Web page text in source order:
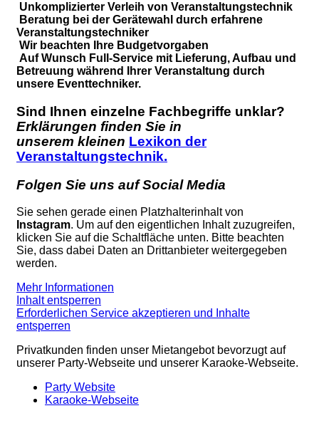
Unkomplizierter Verleih von Veranstaltungstechnik
Beratung bei der Gerätewahl durch erfahrene
Veranstaltungstechniker
Wir beachten Ihre Budgetvorgaben
Auf Wunsch Full-Service mit Lieferung, Aufbau und
Betreuung während Ihrer Veranstaltung durch
unsere Eventtechniker.
Sind Ihnen einzelne Fachbegriffe unklar?
Erklärungen finden Sie in
unserem kleinen Lexikon der
Veranstaltungstechnik.
Folgen Sie uns auf Social Media
Sie sehen gerade einen Platzhalterinhalt von
Instagram. Um auf den eigentlichen Inhalt zuzugreifen,
klicken Sie auf die Schaltfläche unten. Bitte beachten
Sie, dass dabei Daten an Drittanbieter weitergegeben
werden.
Mehr Informationen
Inhalt entsperren
Erforderlichen Service akzeptieren und Inhalte
entsperren
Privatkunden finden unser Mietangebot bevorzugt auf
unserer Party-Webseite und unserer Karaoke-Webseite.
Party Website
Karaoke-Webseite